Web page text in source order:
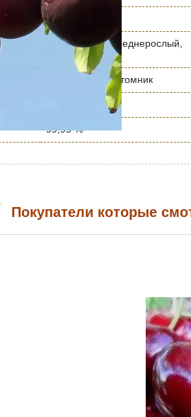
50 см, 1 м
низкорослый, среднерослый,
высокорослый
собственный питомник
в Подмосковье
99,99 %
Покупатели которые